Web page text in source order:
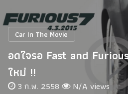
Car In The Movie
อดใจรอ Fast and
ใหม่ !!
3 ก.พ. 2558 N/A views